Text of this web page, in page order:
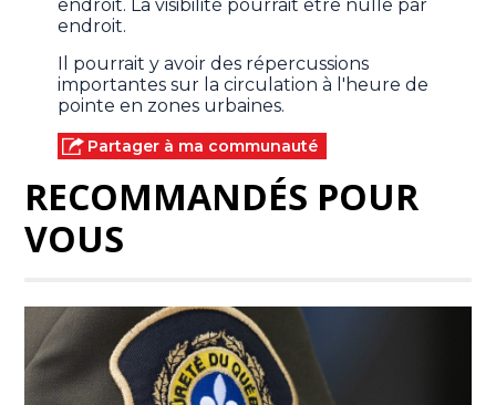
endroit. La visibilité pourrait être nulle par
endroit.
Il pourrait y avoir des répercussions
importantes sur la circulation à l'heure de
pointe en zones urbaines.
Partager à ma communauté
RECOMMANDÉS POUR
VOUS